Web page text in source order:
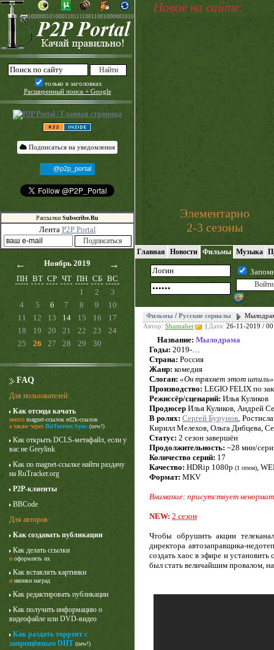
только в заголовках
Расширенный поиск + Google
Подписаться на уведомления
@p2p_portal
Рассылки Subscribe.Ru
Лента P2P Portal
← Ноябрь 2019 →
ПН ВТ СР ЧТ ПН СБ ВС
1
2
3
4
5 6 7 8 9
10
11
12 13 14 15 16
17
18
19 20 21 22 23
24
25
26 27 28 29 30
FAQ
Для пользователей:
Как отсюда качать
много magnet-ссылок ed2k-ссылок
а также через BitTorrent Sync (new!)
Как открыть DCLS-метафайл, если у
вас не Greylink
Как по magnet-ссылке найти раздачу
на RuTracker.org
P2P-клиенты
BBCode
Для авторов:
Как создавать публикации
Как делать ссылки
и оформлять их
Как вставлять картинки
и иконки наград
Как редактировать публикации
Как получить информацию о
видеофайле или DVD-видео
Как раздать торрент с
запрещённым DHT (new!)
Новое на сайте:
Элементарно
2-3 сезоны
Карточный домик
3 сезон
Главная Новости Фильмы Музыка
Фильмы / Русские сериалы
Автор: Shumaher Дата: 26-11-2019 /
Название: Мылодрама
Годы: 2019-…
Страна: Россия
Жанр: комедия
Слоган: «Он тряхнет этот шпиль»
Производство: LEGIO FELIX по
Режиссёр/сценарий: Илья Куликов
Продюсер Илья Куликов, Андрей
В ролях: Сергей Бурунов,
Кирилл Мелехов, Ольга Дибцева,
Статус: 2 сезон завершён
Продолжительность: ~28 мин/
Количество серий: 17
Качество: HDRip 1080p (1 сезон),
Формат: MKV
Внимание: присутствует
NEW: 2 сезон
Чтобы обрушить акции
директора автозаправщика-
создать хаос в эфире и
был стать величайшим провалом,